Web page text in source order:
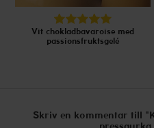
Vit chokladbavaroise med
passionsfruktsgelé
Skriv en kommentar till